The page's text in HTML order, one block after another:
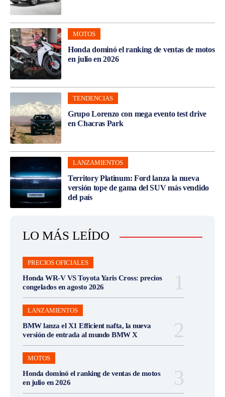
MOTOS
Honda dominó el ranking de ventas de motos
en julio en 2026
TENDENCIAS
Grupo Lorenzo con mega evento test drive
en Chacras Park
LANZAMIENTOS
Territory Platinum: Ford lanza la nueva
versión tope de gama del SUV más vendido
del país
LO MÁS LEÍDO
PRECIOS OFICIALES
Honda WR-V VS Toyota Yaris Cross: precios
congelados en agosto 2026
LANZAMIENTOS
BMW lanza el X1 Efficient nafta, la nueva
versión de entrada al mundo BMW X
MOTOS
Honda dominó el ranking de ventas de motos
en julio en 2026